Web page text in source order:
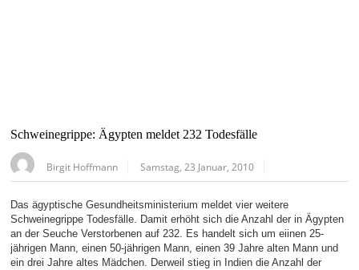
Schweinegrippe: Ägypten meldet 232 Todesfälle
Birgit Hoffmann Samstag, 23 Januar, 2010
Das ägyptische Gesundheitsministerium meldet vier weitere
Schweinegrippe Todesfälle. Damit erhöht sich die Anzahl der in Ägypten
an der Seuche Verstorbenen auf 232. Es handelt sich um eiinen 25-
jährigen Mann, einen 50-jährigen Mann, einen 39 Jahre alten Mann und
ein drei Jahre altes Mädchen. Derweil stieg in Indien die Anzahl der